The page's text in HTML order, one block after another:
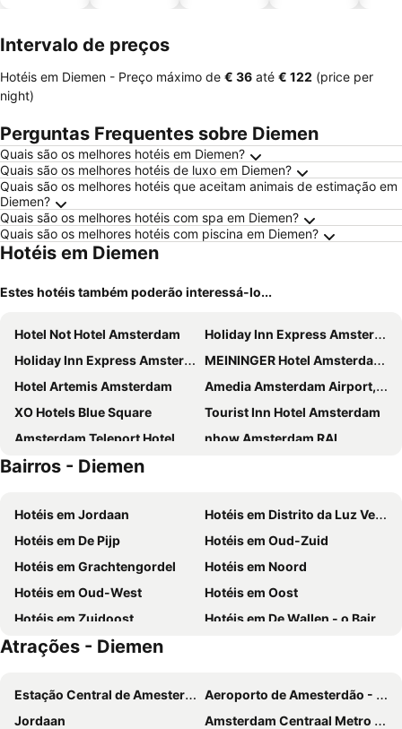
Intervalo de preços
Hotéis em Diemen - Preço máximo de ‎€ 36 até ‎€ 122 (price per
night)
Perguntas Frequentes sobre Diemen
Quais são os melhores hotéis em Diemen?
Quais são os melhores hotéis de luxo em Diemen?
Quais são os melhores hotéis que aceitam animais de estimação em
Diemen?
Quais são os melhores hotéis com spa em Diemen?
Quais são os melhores hotéis com piscina em Diemen?
Hotéis em Diemen
Estes hotéis também poderão interessá-lo...
Hotel Not Hotel Amsterdam
Holiday Inn Express Amsterdam - Arena Towers by IHG
Holiday Inn Express Amsterdam - North Riverside By Ihg
MEININGER Hotel Amsterdam City West
Hotel Artemis Amsterdam
Amedia Amsterdam Airport, Trademark Collection By Wyndham
XO Hotels Blue Square
Tourist Inn Hotel Amsterdam
Amsterdam Teleport Hotel
nhow Amsterdam RAI
Volkshotel
OZO Hotels Arena Amsterdam
Novotel Amsterdam City
De Bedstee Boutique Capsules
XO Hotels Park West
ibis Amsterdam Centre Stopera
Hampton by Hilton Amsterdam / Arena Boulevard
MEININGER Hotel Amsterdam Amstel
XO Hotels Blue Tower
Bunk Hotel Amsterdam
Jaz in the City Amsterdam
Quentin Arrive Hotel
Mercure Amsterdam City Hotel
Hotel Levell
Quentin Canal House Hotel
Room Mate Aitana, Amsterdam
Bairros - Diemen
Hotéis em Jordaan
Hotéis em Distrito da Luz Vermelha em Amesterdão
Hotéis em De Pijp
Hotéis em Oud-Zuid
Hotéis em Grachtengordel
Hotéis em Noord
Hotéis em Oud-West
Hotéis em Oost
Hotéis em Zuidoost
Hotéis em De Wallen - o Bairro da Luz Vermelha
Hotéis em Venserpolder
Hotéis em IJburg
Hotéis em Eastern Docklands
Hotéis em Centrumeiland
Hotéis em Binnenstad
Atrações - Diemen
Estação Central de Amesterdão
Aeroporto de Amesterdão - Schiphol
Jordaan
Amsterdam Centraal Metro Station